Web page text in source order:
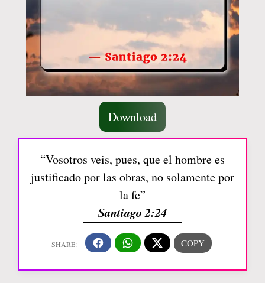
Download
“Vosotros veis, pues, que el hombre es
justificado por las obras, no solamente por
la fe”
Santiago 2:24